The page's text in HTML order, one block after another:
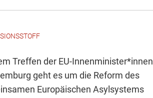
Treffen der EU-Innenminister*innen
geht es um die Reform des
Europäischen Asylsystems